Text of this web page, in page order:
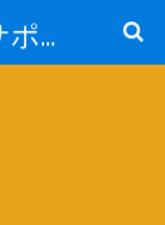
グローバル・ビズ・サポート株式会社